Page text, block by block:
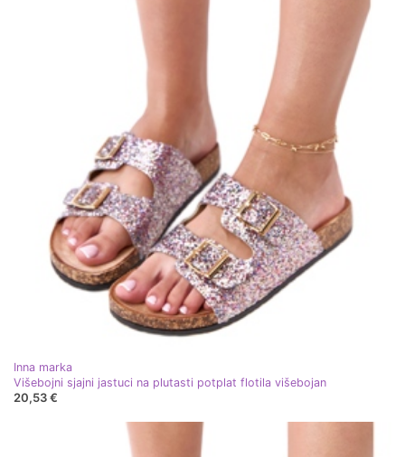
Inna marka
Višebojni sjajni jastuci na plutasti potplat flotila višebojan
20,53 €